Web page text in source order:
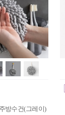
방수건(그레이)